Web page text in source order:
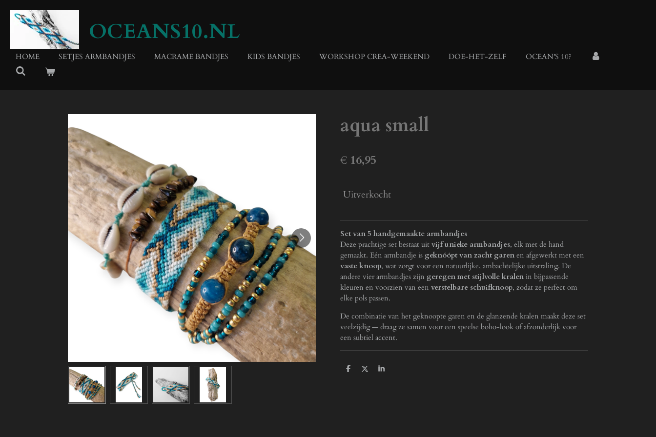
Ga
direct
hoofdinhoud
OCEANS10.NL
HOME SETJES ARMBANDJES MACRAME BANDJES KIDS BANDJES WORKSHOP CREA-WEEKEND DOE-HET-ZELF OCEAN'S 10?
aqua small
€ 16,95
Uitverkocht
Set van 5 handgemaakte armbandjes
Deze prachtige set bestaat uit vijf unieke armbandjes, elk met de hand
gemaakt. Eén armbandje is geknóópt van zacht garen en afgewerkt met een
vaste knoop, wat zorgt voor een natuurlijke, ambachtelijke uitstraling. De
andere vier armbandjes zijn geregen met stijlvolle kralen in bijpassende
kleuren en voorzien van een verstelbare schuifknoop, zodat ze perfect om
elke pols passen.
De combinatie van het geknoopte garen en de glanzende kralen maakt deze set
veelzijdig — draag ze samen voor een speelse boho-look of afzonderlijk voor
een subtiel accent.
D
D
S